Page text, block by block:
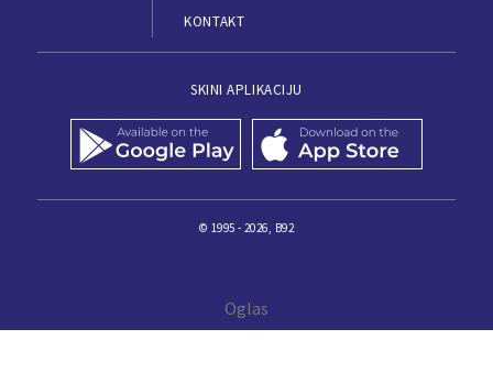
KONTAKT
SKINI APLIKACIJU
© 1995 - 2026, B92